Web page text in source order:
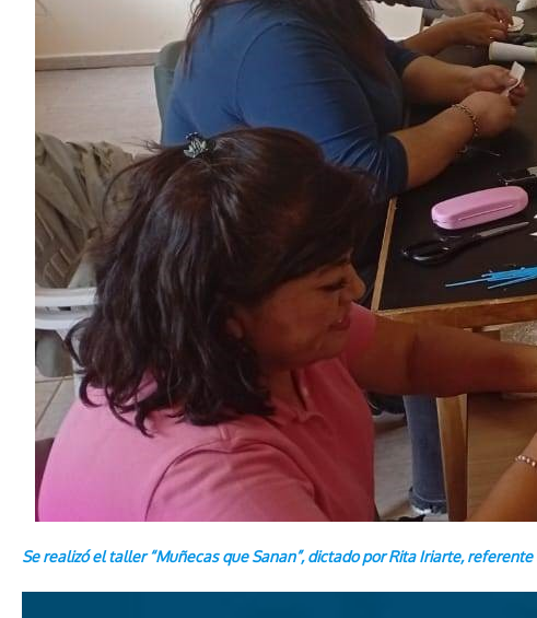
Se realizó el taller “Muñecas que Sanan”, dictado por Rita Iriarte,